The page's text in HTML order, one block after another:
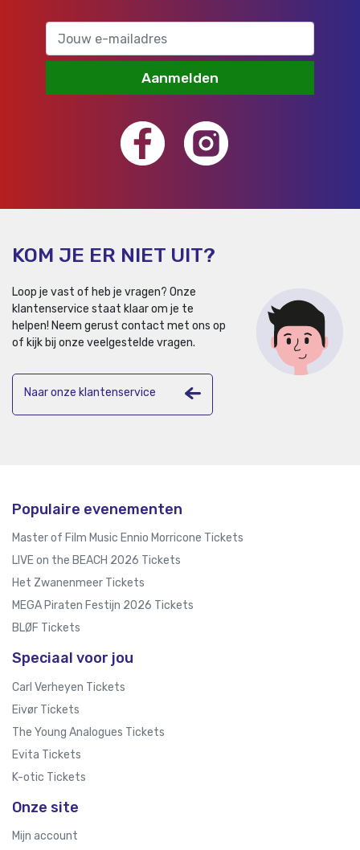
Aanmelden
KOM JE ER NIET UIT?
Loop je vast of heb je vragen? Onze
klantenservice staat klaar om je te
helpen! Neem gerust contact met ons op
of kijk bij onze veelgestelde vragen.
Naar onze klantenservice
Populaire evenementen
Master of Film Music Ennio Morricone Tickets
LIVE on the BEACH 2026 Tickets
Het Zwanenmeer Tickets
MEGA Piraten Festijn 2026 Tickets
BLØF Tickets
Speciaal voor jou
Carl Verheyen Tickets
Eivør Tickets
The Young Analogues Tickets
Evita Tickets
K-otic Tickets
Onze site
Mijn account